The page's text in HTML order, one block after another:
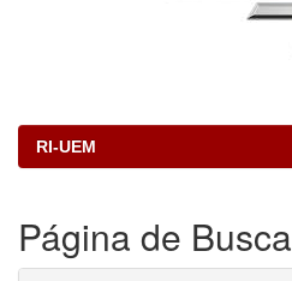
RI-UEM
Página de Busca